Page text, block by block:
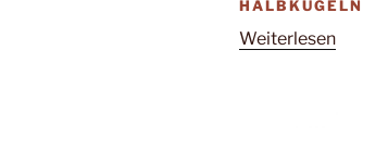
HALBKUGELN
Weiterlesen